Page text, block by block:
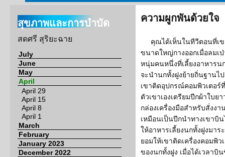
บ้านเขา เมืองเรา ศูนย์วิจัยกสิกรไทย เรีย
สุขภาพและการบำบัด
สดศรี สุริยะฉาย
July
June
May
April
April 29
April 15
April 8
April 1
March
February
January 2023
December 2022
ความผูกพันด้วยใจ
คุณได้เห็นในทีวีตอนที่เ
ขนาดใหญ่กางออกเมื่อลมเ
หนุ่มคนหนึ่งที่เลี้ยงอาหารน
จะนำนกทั้งฝูงย้ายถิ่นฐานไ
เขาติดอุปกรณ์คอมพิวเตอร์
ตัวเขาเองเตรียมปีกผ้าใบ
กล่องเครื่องมือสำหรับสั่งงา
เหมือนเป็นปีกนำทางเขาบิ
ให้อาหารเลี้ยงนกทั้งฝูงมา
ยอมให้เขาติดเครื่องคอมพิ
ของนกทั้งฝูง เมื่อได้เวลาบิ